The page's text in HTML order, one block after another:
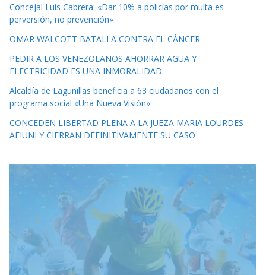
Concejal Luis Cabrera: «Dar 10% a policías por multa es
perversión, no prevención»
OMAR WALCOTT BATALLA CONTRA EL CÁNCER
PEDIR A LOS VENEZOLANOS AHORRAR AGUA Y
ELECTRICIDAD ES UNA INMORALIDAD
Alcaldía de Lagunillas beneficia a 63 ciudadanos con el
programa social «Una Nueva Visión»
CONCEDEN LIBERTAD PLENA A LA JUEZA MARIA LOURDES
AFIUNI Y CIERRAN DEFINITIVAMENTE SU CASO